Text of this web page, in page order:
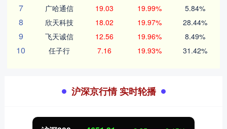
7 广哈通信 19.03 19.99% 5.84%
8 欣天科技 18.02 19.97% 28.44%
9 飞天诚信 12.56 19.96% 8.49%
10 任子行 7.16 19.93% 31.42%
沪深京行情 实时轮播